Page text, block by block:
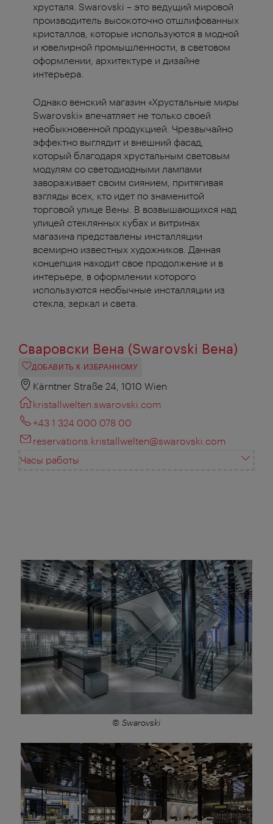
хрусталя. Swarovski – это ведущий мировой
производитель высокоточно отшлифованных
кристаллов, которые используются в модной
и ювелирной промышленности, в световом
оформлении, архитектуре и дизайне
интерьера.
Однако венский магазин «Хрустальные миры
Swarovski» впечатляет не только своей
необыкновенной продукцией. Чрезвычайно
эффектно выглядит и внешний фасад,
который благодаря хрустальным световым
модулям со светодиодными лампами
завораживает своим сиянием, притягивая
взгляды всех, кто идет по знаменитой
торговой улице Вены. В возвышающихся над
улицей стеклянных кубах и витринах
магазина представлены инсталляции
всемирно известных художников. Данная
концепция находит свое продолжение и в
интерьере, в оформлении которого
используются необычные инсталляции из
стекла, зеркал и света.
Сваровски Вена (Swarovski Вена)
ДОБАВИТЬ К ИЗБРАННОМУ
Kärntner Straße 24, 1010 Wien
kristallwelten.swarovski.com
+43 1 324 000 078 00
reservations.kristallwelten@swarovski.com
Часы работы
© Swarovski